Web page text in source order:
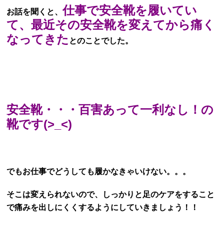
お話を聞くと、仕事で安全靴を履いてい
て、最近その安全靴を変えてから痛く
なってきた とのことでした。
安全靴・・・百害あって一利なし！の
靴です(>_<)
でもお仕事でどうしても履かなきゃいけない。。。
そこは変えられないので、しっかりと足のケアをすること
で痛みを出しにくくするようにしていきましょう！！